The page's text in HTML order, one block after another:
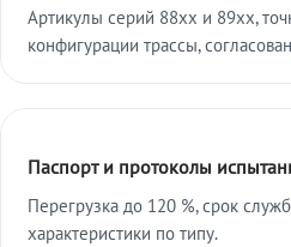
Артикулы серий 88xx и 89xx,
конфигурации трассы,
Паспорт и протоколы
Перегрузка до 120 %, срок
характеристики по типу.